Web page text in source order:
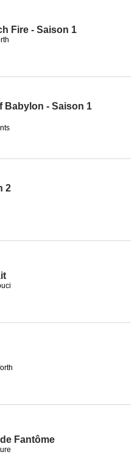
Fire - Saison 1
Babylon - Saison 1
2
Fantôme